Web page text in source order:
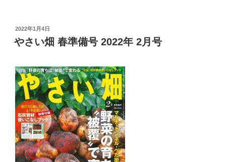
投
稿
日:
2022年1月4日
やさい畑 春準備号 2022年 2月号